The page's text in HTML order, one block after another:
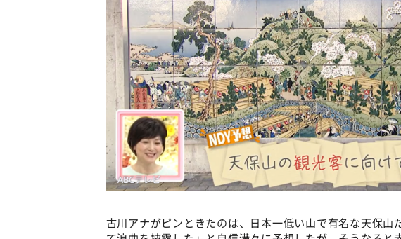
古川アナがピンときたのは、日本一低い山で有名な天保山